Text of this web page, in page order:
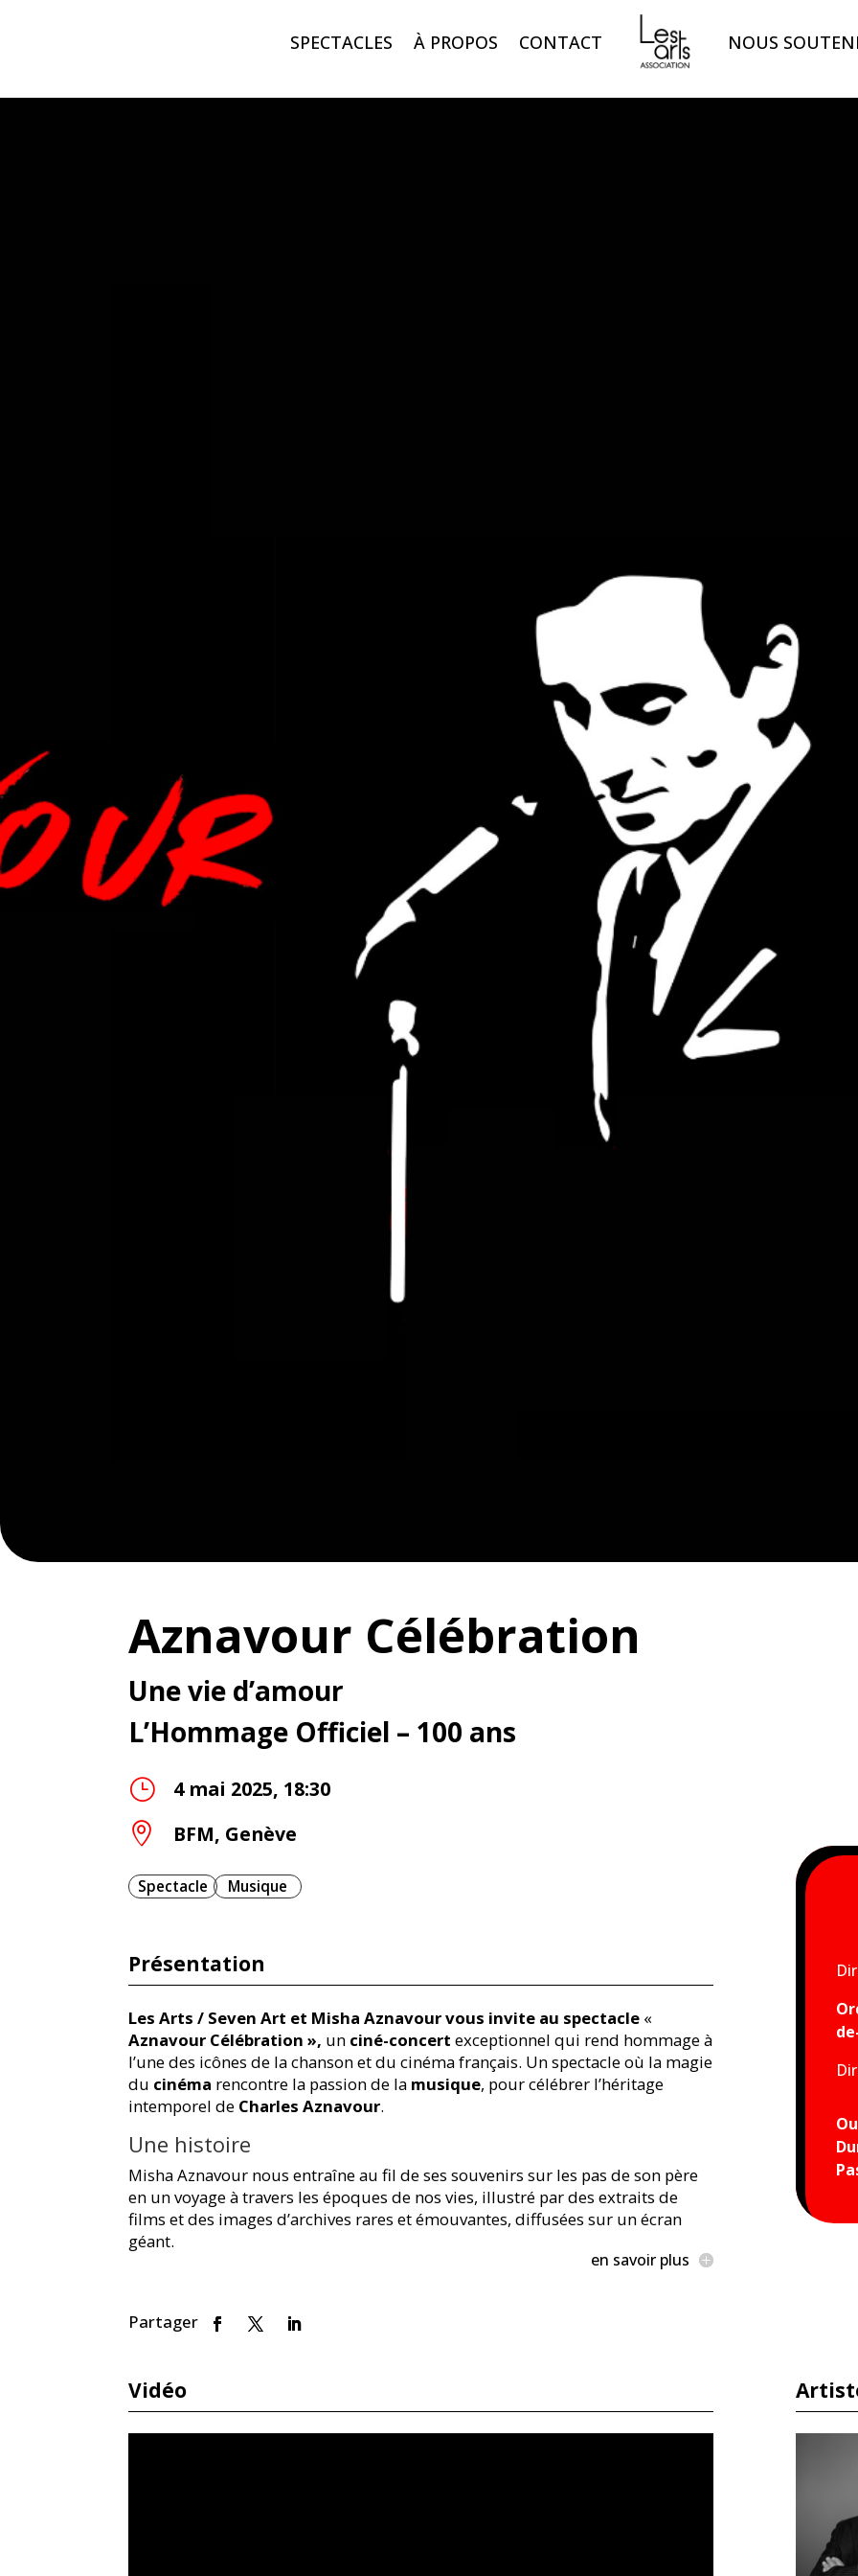
SPECTACLES À PROPOS CONTACT NOUS
Aznavour Célébration
Une vie d’amour
L’Hommage Officiel – 100 ans
} 4 mai 2025, 18:30
 BFM, Genève
Spectacle Musique
Présentation
Les Arts / Seven Art et Misha Aznavour vous invite au spectacle «
Aznavour Célébration », un ciné-concert exceptionnel qui rend hommage à
l’une des icônes de la chanson et du cinéma français. Un spectacle où la magie
du cinéma rencontre la passion de la musique, pour célébrer l’héritage
intemporel de Charles Aznavour.
Une histoire
Misha Aznavour nous entraîne au fil de ses souvenirs sur les pas de son père
en un voyage à travers les époques de nos vies, illustré par des extraits de
films et des images d’archives rares et émouvantes, diffusées sur un écran
géant.
en savoir plus
Vidéo